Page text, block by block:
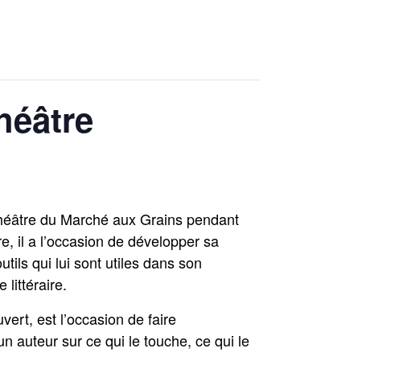
du Marché aux Grains pendant
il a l’occasion de développer sa
qui lui sont utiles dans son
littéraire.
est l’occasion de faire
auteur sur ce qui le touche, ce qui le